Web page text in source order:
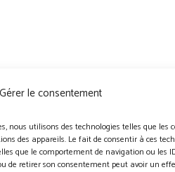
Gérer le consentement
nous utilisons des technologies telles que les
des appareils. Le fait de consentir à ces
que le comportement de navigation ou les
de retirer son consentement peut avoir un